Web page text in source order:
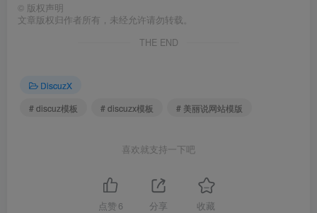
© 版权声明
文章版权归作者所有，未经允许请勿转载。
THE END
DiscuzX
# discuz模板
# discuzx模板 # 美丽说网站模版
喜欢就支持一下吧
点赞 6 分享 收藏